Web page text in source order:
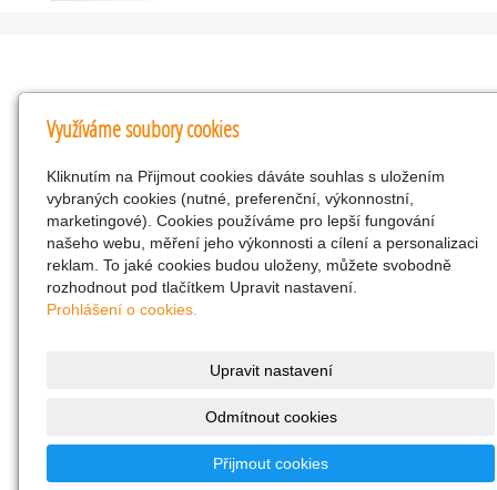
Kontakty
KNK obchodní společnost s r.o.
Komenského 127, Žacléř, 542 01 Číslo účtu:
286293602/0300
25298518
CZ25298518
info@drogerienacestach.cz
286293602/0300
Využíváme soubory cookies
Kliknutím na Přijmout cookies dáváte souhlas s uložením
vybraných cookies (nutné, preferenční, výkonnostní,
marketingové). Cookies používáme pro lepší fungování
našeho webu, měření jeho výkonnosti a cílení a personalizaci
reklam. To jaké cookies budou uloženy, můžete svobodně
rozhodnout pod tlačítkem Upravit nastavení.
Prohlášení o cookies.
Upravit nastavení
Odmítnout cookies
Přijmout cookies